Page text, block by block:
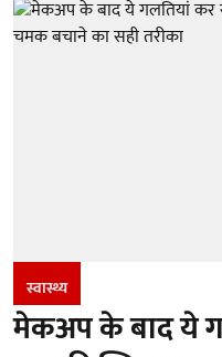
स्वास्थ्य
मेकअप के बाद ये